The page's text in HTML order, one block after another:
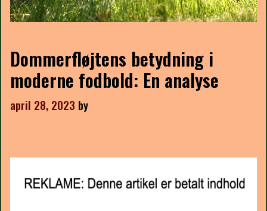
Dommerfløjtens betydning i
moderne fodbold: En analyse
april 28, 2023 by